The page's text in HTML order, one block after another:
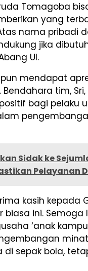
Tomagoba
yang
nama pribadi
jika
Ul.
mendapat
tim,
bagi pelaku
Sidak ke
Pelayanan
kasih kepada
biasa ini. Semoga
‘anak
di sepak bola,